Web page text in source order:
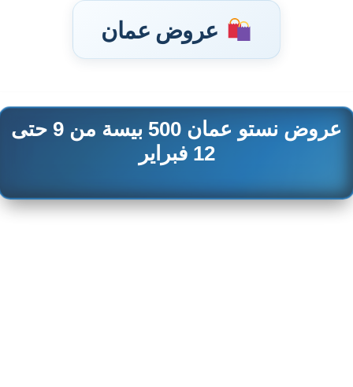
عروض عمان
تخطى
عروض نستو عمان 500 بيسة من 9 حتى
12 فبراير